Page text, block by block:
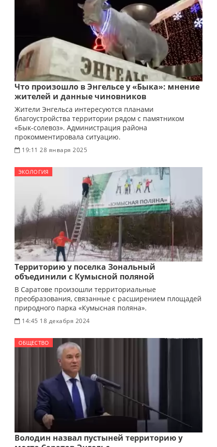
Что произошло в Энгельсе у «Быка»: мнение
жителей и данные чиновников
Жители Энгельса интересуются планами
благоустройства территории рядом с памятником
«Бык-солевоз». Администрация района
прокомментировала ситуацию.
19:11 28 января 2025
ЭКОЛОГИЯ
Территорию у поселка Зональный
объединили с Кумысной поляной
В Саратове произошли территориальные
преобразования, связанные с расширением площадей
природного парка «Кумысная поляна».
14:45 18 декабря 2024
ОБЩЕСТВО
Володин назвал пустыней территорию у